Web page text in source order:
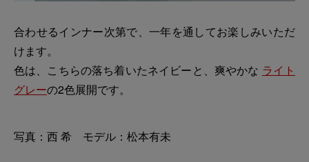
合わせるインナー次第で、一年を通してお楽しみいただ
けます。
色は、こちらの落ち着いたネイビーと、爽やかな ライト
グレーの2色展開です。
写真：西 希 モデル：松本有未